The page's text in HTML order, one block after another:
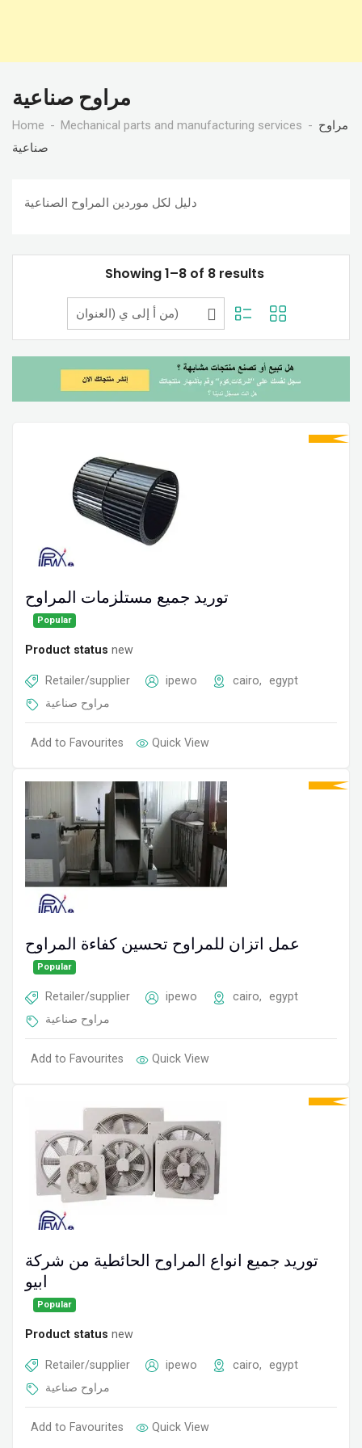
مراوح صناعية
Home Mechanical parts and manufacturing services
مراوح
صناعية
دليل لكل موردين المراوح الصناعية
Showing 1–8 of 8 results
توريد جميع مستلزمات المراوح
Popular
Product status new
Retailer/supplier ipewo cairo,
egypt
مراوح صناعية
Add to Favourites Quick View
عمل اتزان للمراوح تحسين كفاءة المراوح
Popular
Retailer/supplier ipewo cairo,
egypt
مراوح صناعية
Add to Favourites Quick View
توريد جميع انواع المراوح الحائطية من شركة
ابيو
Popular
Product status new
Retailer/supplier ipewo cairo,
egypt
مراوح صناعية
Add to Favourites Quick View